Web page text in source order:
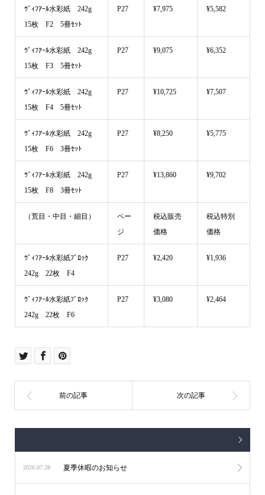
ｳﾞｨﾌｱｰﾙ水彩紙 242g
15枚 F2 5冊ｾｯﾄ
P27 ¥7,975 ¥5,582
ｳﾞｨﾌｱｰﾙ水彩紙 242g
15枚 F3 5冊ｾｯﾄ
P27 ¥9,075 ¥6,352
ｳﾞｨﾌｱｰﾙ水彩紙 242g
15枚 F4 5冊ｾｯﾄ
P27 ¥10,725 ¥7,507
ｳﾞｨﾌｱｰﾙ水彩紙 242g
15枚 F6 3冊ｾｯﾄ
P27 ¥8,250 ¥5,775
ｳﾞｨﾌｱｰﾙ水彩紙 242g
15枚 F8 3冊ｾｯﾄ
P27 ¥13,860 ¥9,702
（荒目・中目・細目）
ペー
ジ
税込販売
価格
税込特別
価格
ｳﾞｨﾌｱｰﾙ水彩紙ﾌﾞﾛｯｸ
242g 22枚 F4
P27 ¥2,420 ¥1,936
ｳﾞｨﾌｱｰﾙ水彩紙ﾌﾞﾛｯｸ
242g 22枚 F6
P27 ¥3,080 ¥2,464
2026.07.28 夏季休暇のお知らせ